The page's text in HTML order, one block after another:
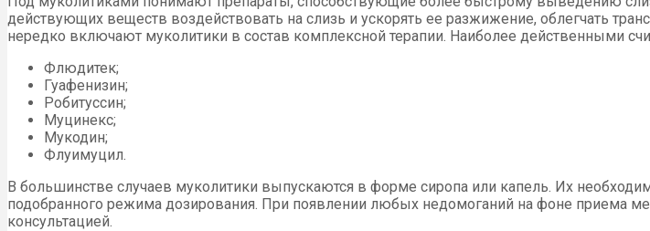
действующих веществ воздействовать на слизь и ускорять ее разжижение, облегчать
нередко включают муколитики в состав комплексной терапии. Наиболее действенными
Флюдитек;
Гуафенизин;
Робитуссин;
Муцинекс;
Мукодин;
Флуимуцил.
В большинстве случаев муколитики выпускаются в форме сиропа или капель. Их
подобранного режима дозирования. При появлении любых недомоганий на фоне приема
консультацией.